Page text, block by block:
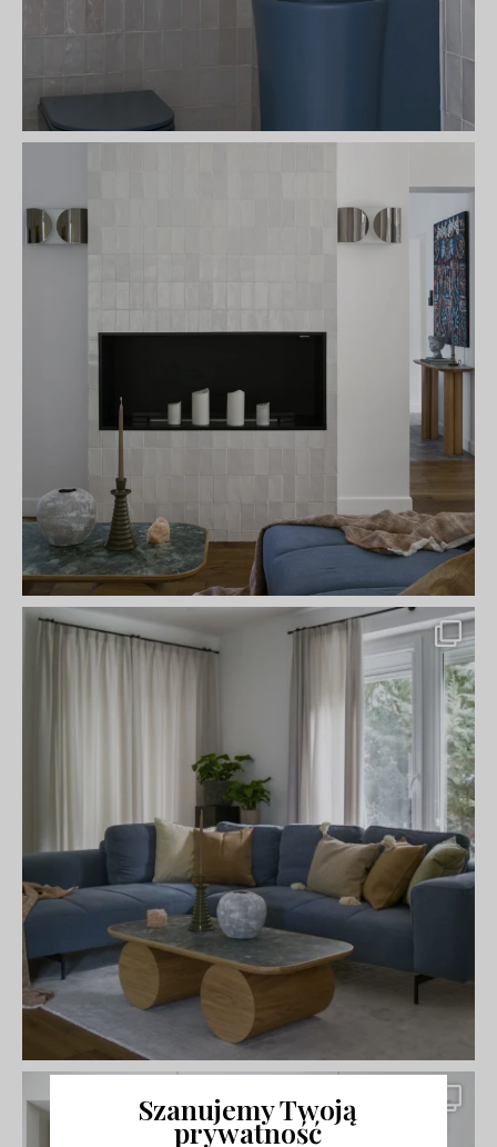
Szanujemy Twoją
prywatność